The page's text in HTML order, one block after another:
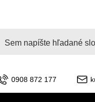
0908 872 177